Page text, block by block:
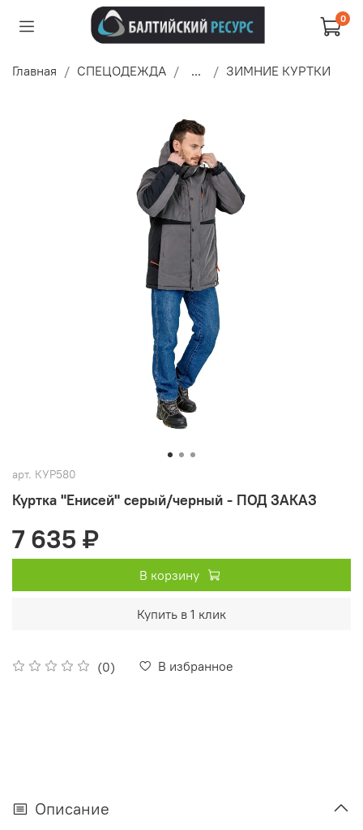
0
Главная СПЕЦОДЕЖДА ... ЗИМНИЕ КУРТКИ
арт. КУР580
Куртка "Енисей" серый/черный - ПОД ЗАКАЗ
(0) В избранное
7 635 ₽
В корзину
Купить в 1 клик
Описание